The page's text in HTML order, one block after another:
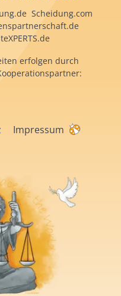
Scheidung.com
erfolgen durch
Impressum